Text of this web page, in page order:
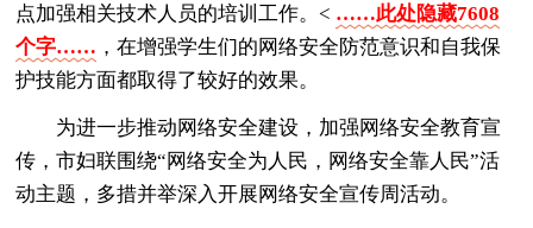
点加强相关技术人员的培训工作。< ……此处隐藏7608
个字…… ，在增强学生们的网络安全防范意识和自我保
护技能方面都取得了较好的效果。
为进一步推动网络安全建设，加强网络安全教育宣
传，市妇联围绕“网络安全为人民，网络安全靠人民”活
动主题，多措并举深入开展网络安全宣传周活动。